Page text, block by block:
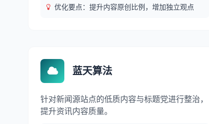
优化要点：提升内容原创比例，增加独立观点
蓝天算法
针对新闻源站点的低质内容与标题党进行整治，
提升资讯内容质量。